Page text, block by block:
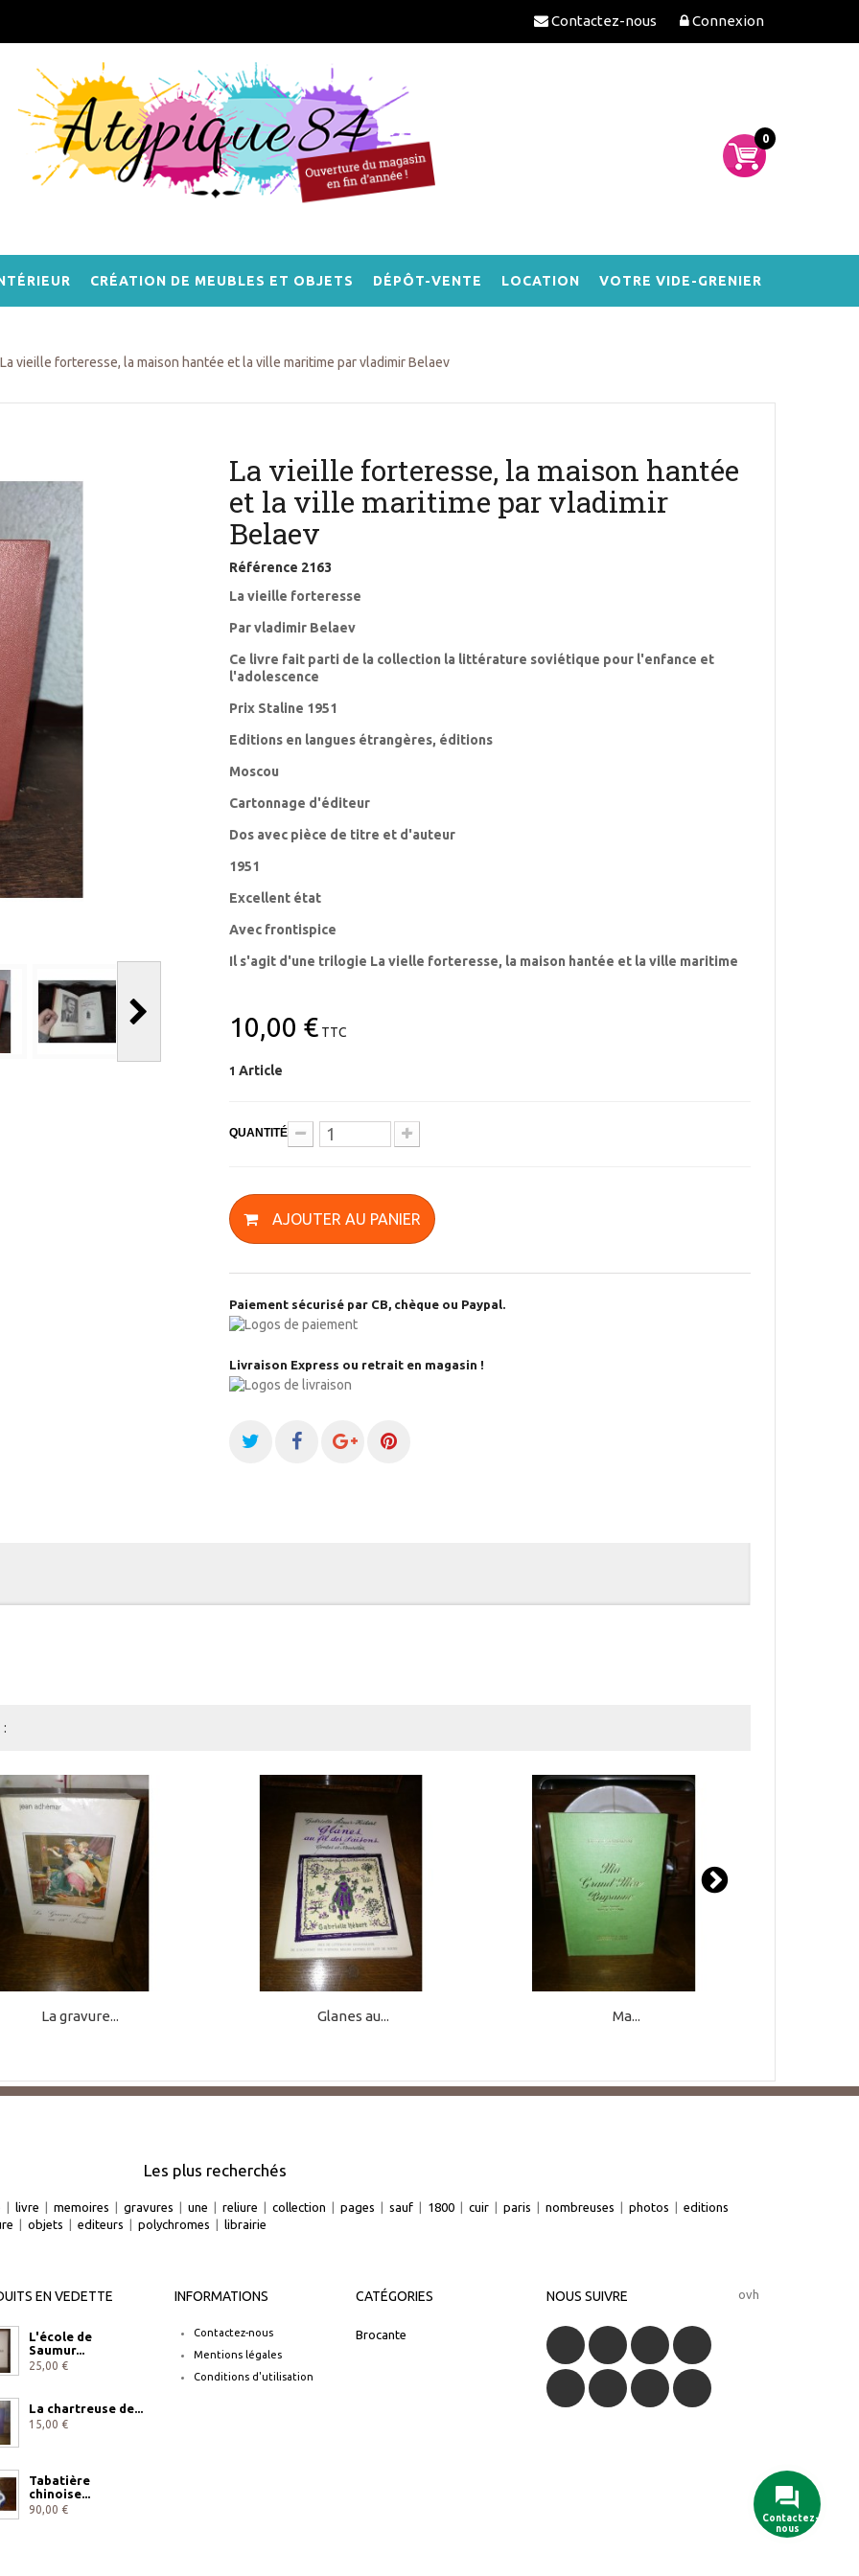
Connexion
Contactez-nous
0
CRÉATION DE MEUBLES ET OBJETS DÉPÔT-VENTE LOCATION VOTRE VIDE-GRENIER
La vieille forteresse, la maison hantée et la ville maritime par vladimir Belaev
La vieille forteresse, la maison hantée
et la ville maritime par vladimir
Belaev
Référence 2163
La vieille forteresse
Par vladimir Belaev
Ce livre fait parti de la collection la littérature soviétique pour l'enfance et
l'adolescence
Prix Staline 1951
Editions en langues étrangères, éditions
Moscou
Cartonnage d'éditeur
Dos avec pièce de titre et d'auteur
1951
Excellent état
Avec frontispice
Il s'agit d'une trilogie La vielle forteresse, la maison hantée et la ville maritime
10,00 € TTC
1 Article
QUANTITÉ
AJOUTER AU PANIER
Paiement sécurisé par CB, chèque ou Paypal.
Livraison Express ou retrait en magasin !
:
La gravure... Glanes au... Ma...
Les plus recherchés
| livre | memoires | gravures | une | reliure | collection | pages | sauf | 1800 | cuir | paris | nombreuses | photos | editions
| objets | editeurs | polychromes | librairie
EN VEDETTE
L'école de
Saumur...
25,00 €
La chartreuse de...
15,00 €
Tabatière
chinoise...
90,00 €
INFORMATIONS
Contactez-nous
Mentions légales
Conditions d'utilisation
CATÉGORIES
Brocante
NOUS SUIVRE ovh